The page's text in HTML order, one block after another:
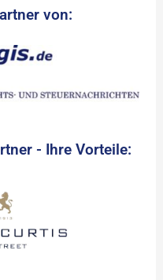
von:
- Ihre Vorteile: